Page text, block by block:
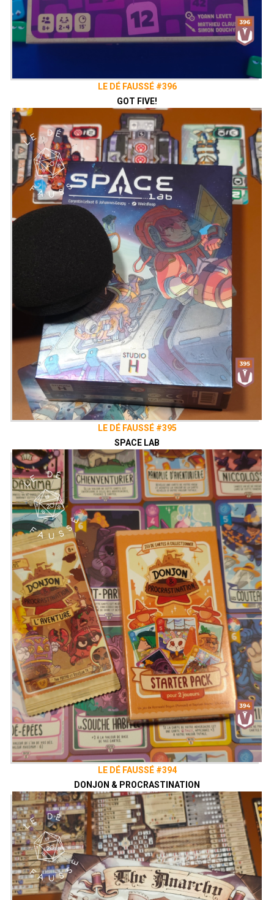
LE DÉ FAUSSÉ #396
GOT FIVE!
LE DÉ FAUSSÉ #395
SPACE LAB
LE DÉ FAUSSÉ #394
DONJON & PROCRASTINATION